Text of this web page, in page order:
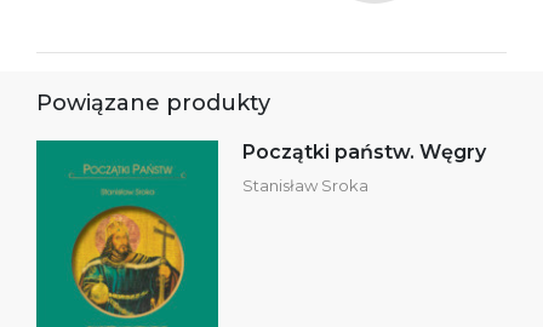
Powiązane produkty
Początki państw. Węgry
Stanisław Sroka